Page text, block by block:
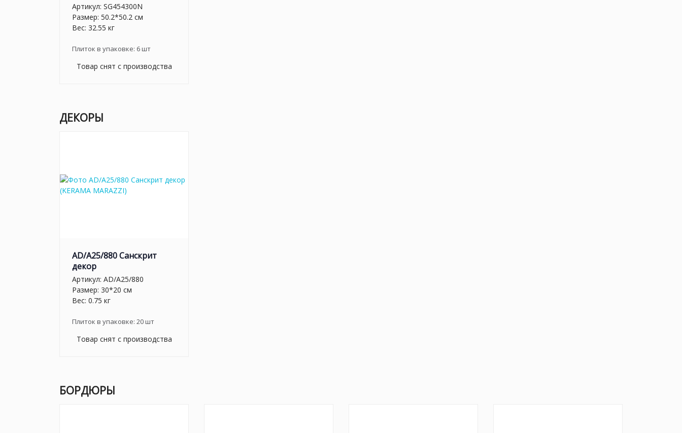
Артикул: SG454300N
Размер: 50.2*50.2 см
Вес: 32.55 кг
Плиток в упаковке: 6шт
Товар снят с производства
ДЕКОРЫ
AD/A25/880 Санскрит
декор
Артикул: AD/A25/880
Размер: 30*20 см
Вес: 0.75 кг
Плиток в упаковке: 20шт
Товар снят с производства
БОРДЮРЫ